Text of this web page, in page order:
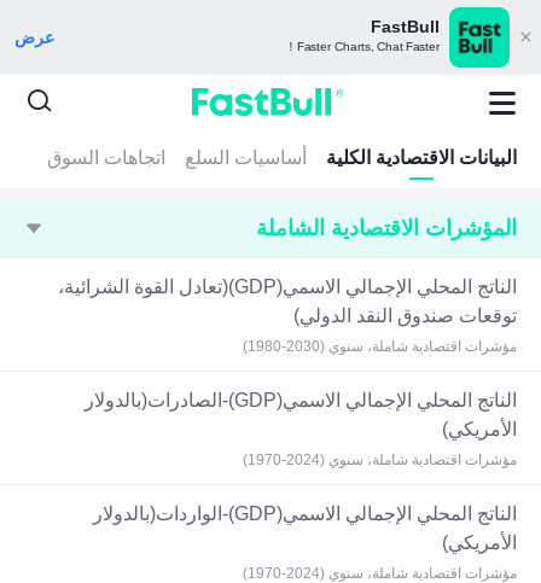
FastBull
Faster Charts, Chat Faster！ عرض
البيانات الاقتصادية الكلية أساسيات السلع اتجاهات السوق
المؤشرات الاقتصادية الشاملة
الناتج المحلي الإجمالي الاسمي(GDP)(تعادل القوة الشرائية،
توقعات صندوق النقد الدولي)
مؤشرات اقتصادية شاملة، سنوي (2030-1980)
الناتج المحلي الإجمالي الاسمي(GDP)-الصادرات(بالدولار
الأمريكي)
مؤشرات اقتصادية شاملة، سنوي (2024-1970)
الناتج المحلي الإجمالي الاسمي(GDP)-الواردات(بالدولار
الأمريكي)
مؤشرات اقتصادية شاملة، سنوي (2024-1970)